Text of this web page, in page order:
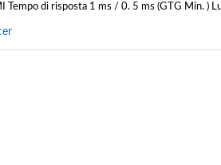
Tempo di risposta 1 ms / 0. 5 ms (GTG Min. )